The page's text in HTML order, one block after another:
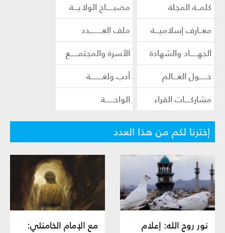
كلمــة المجلة
مصبـــــاح الولايـــة
معــارف إسلاميـــة
ملف العــــــــدد
الجهـــــاد والشهادة
الأسرة والمجتمـــــع
حـــــول العـــالم
أدب ولغــــــــة
مشاركــــات القراء
الواحــــــة
إخترنا لكم من هذا العدد
نور روح الله: إعلام
مع الإمام الخامنئي: